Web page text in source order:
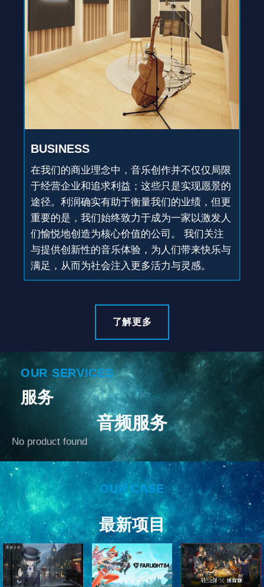
BUSINESS
在我们的商业理念中，音乐创作并不仅仅局限
于经营企业和追求利益；这些只是实现愿景的
途径。利润确实有助于衡量我们的业绩，但更
重要的是，我们始终致力于成为一家以激发人
们愉悦地创造为核心价值的公司。 我们关注
与提供创新性的音乐体验，为人们带来快乐与
满足，从而为社会注入更多活力与灵感。
了解更多
OUR SERVICES
服务
音频服务
No product found
OUR CASE
最新项目